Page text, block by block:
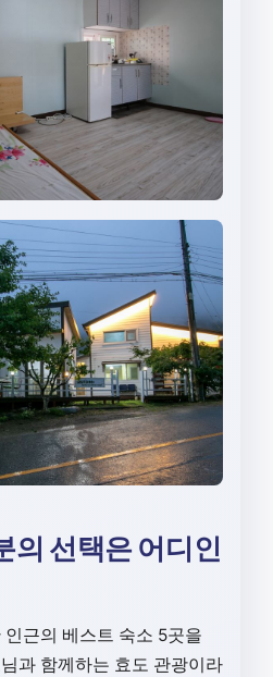
의 선택은 어디인
근의 베스트 숙소 5곳을
과 함께하는 효도 관광이라